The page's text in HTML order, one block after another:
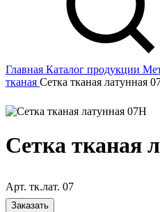
Главная Каталог продукции
тканая Сетка тканая латунная
Сетка тканая
Арт. тк.лат. 07
Заказать